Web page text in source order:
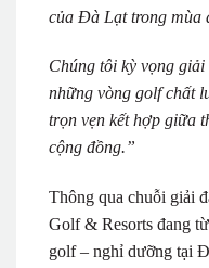
của Đà Lạt trong mùa
Chúng tôi kỳ vọng giải
những vòng golf chất
trọn vẹn kết hợp giữa
cộng đồng.”
Thông qua chuỗi giải
Golf & Resorts đang
golf – nghỉ dưỡng tại